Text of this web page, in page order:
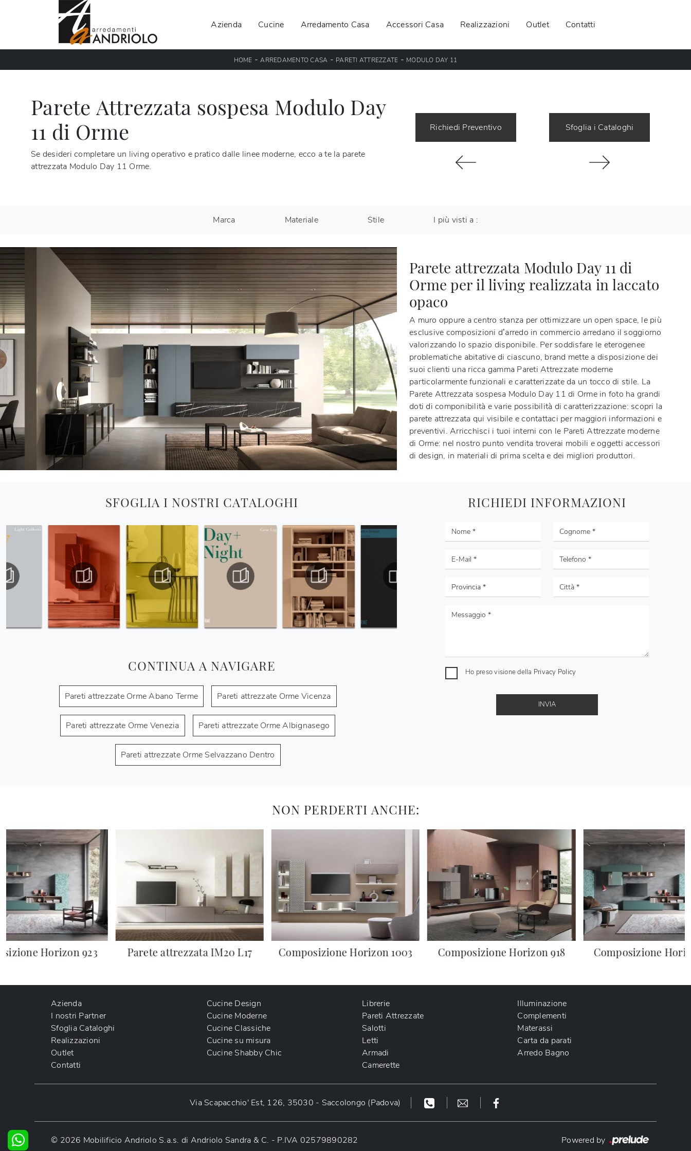
Azienda Cucine Arredamento Casa Accessori Casa Realizzazioni Outlet Contatti
HOME -ARREDAMENTO CASA - PARETI ATTREZZATE - MODULO DAY 11
Parete Attrezzata sospesa Modulo Day
11 di Orme
Se desideri completare un living operativo e pratico dalle linee moderne, ecco a te la parete
attrezzata Modulo Day 11 Orme.
Richiedi Preventivo Sfoglia i Cataloghi
Marca Materiale Stile I più visti a :
Parete attrezzata Modulo Day 11 di
Orme per il living realizzata in laccato
opaco
A muro oppure a centro stanza per ottimizzare un open space, le più
esclusive composizioni d’arredo in commercio arredano il soggiorno
valorizzando lo spazio disponibile. Per soddisfare le eterogenee
problematiche abitative di ciascuno, brand mette a disposizione dei
suoi clienti una ricca gamma Pareti Attrezzate moderne
particolarmente funzionali e caratterizzate da un tocco di stile. La
Parete Attrezzata sospesa Modulo Day 11 di Ormein foto ha grandi
doti di componibilità e varie possibilità di caratterizzazione: scopri la
parete attrezzata qui visibile e contattaci per maggiori informazioni e
preventivi. Arricchisci i tuoi interni con le Pareti Attrezzate moderne
di Orme: nel nostro punto vendita troverai mobili e oggetti accessori
di design, in materiali di prima scelta e dei migliori produttori.
SFOGLIA I NOSTRI CATALOGHI
CONTINUA A NAVIGARE
Pareti attrezzate Orme Abano Terme Pareti attrezzate Orme Vicenza
Pareti attrezzate Orme Venezia Pareti attrezzate Orme Albignasego
Pareti attrezzate Orme Selvazzano Dentro
RICHIEDI INFORMAZIONI
Ho preso visione della Privacy Policy
INVIA
NON PERDERTI ANCHE:
Horizon 923 Parete attrezzata IM20 L17 Composizione Horizon 1003 Composizione Horizon 918 Composizione
Azienda
I nostri Partner
Sfoglia Cataloghi
Realizzazioni
Outlet
Contatti
Cucine Design
Cucine Moderne
Cucine Classiche
Cucine su misura
Cucine Shabby Chic
Librerie
Pareti Attrezzate
Salotti
Letti
Armadi
Camerette
Illuminazione
Complementi
Materassi
Carta da parati
Arredo Bagno
Via Scapacchio' Est, 126, 35030 - Saccolongo (Padova)
© 2026 Mobilificio Andriolo S.a.s. di Andriolo Sandra & C. - P.IVA 02579890282 Powered by